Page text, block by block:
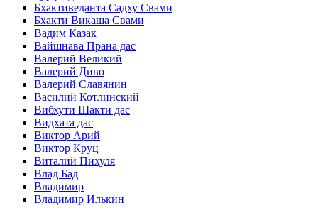
Бхактиведанта Садху Свами
Бхакти Викаша Свами
Вадим Казак
Вайшнава Прана дас
Валерий Великий
Валерий Диво
Валерий Славянин
Василий Котлинский
Вибхути Шакти дас
Видхата дас
Виктор Арий
Виктор Круц
Виталий Пихуля
Влад Бад
Владимир
Владимир Илькин